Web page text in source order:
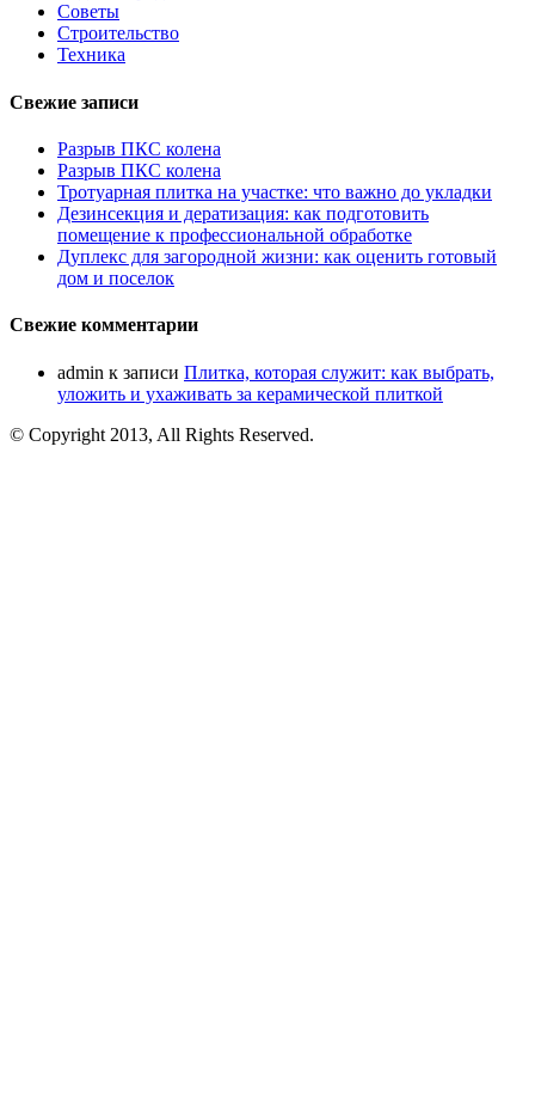
Советы
Строительство
Техника
Свежие записи
Разрыв ПКС колена
Разрыв ПКС колена
Тротуарная плитка на участке: что важно до укладки
Дезинсекция и дератизация: как подготовить
помещение к профессиональной обработке
Дуплекс для загородной жизни: как оценить готовый
дом и поселок
Свежие комментарии
admin к записи Плитка, которая служит: как выбрать,
уложить и ухаживать за керамической плиткой
© Copyright 2013, All Rights Reserved.